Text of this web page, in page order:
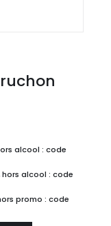
alcool : code
alcool : code
promo : code